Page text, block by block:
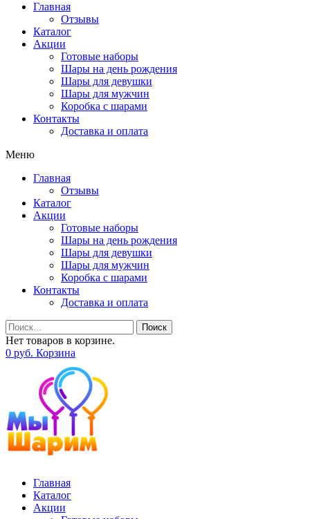
Главная
Отзывы
Каталог
Акции
Готовые наборы
Шары на день рождения
Шары для девушки
Шары для мужчин
Коробка с шарами
Контакты
Доставка и оплата
Меню
Главная
Отзывы
Каталог
Акции
Готовые наборы
Шары на день рождения
Шары для девушки
Шары для мужчин
Коробка с шарами
Контакты
Доставка и оплата
Поиск
Нет товаров в корзине.
0 руб. Корзина
Главная
Каталог
Акции